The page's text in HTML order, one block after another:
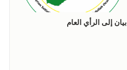
بيان إلى الرأي العام